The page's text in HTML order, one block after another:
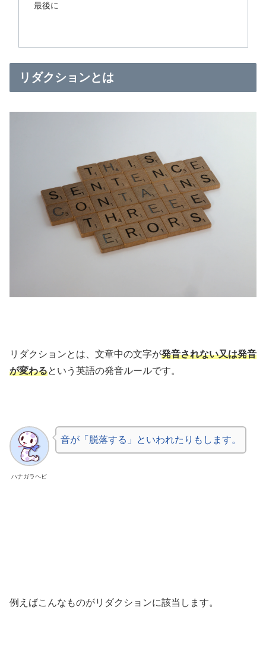
最後に
リダクションとは
リダクションとは、文章中の文字が発音されない又は発音
が変わるという英語の発音ルールです。
ハナガラヘビ
音が「脱落する」といわれたりもします。
例えばこんなものがリダクションに該当します。